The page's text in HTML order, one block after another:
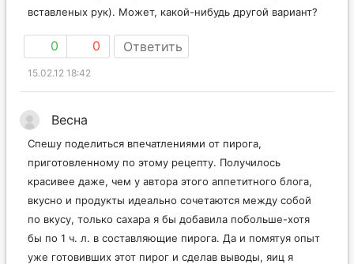
вставленых рук). Может, какой-нибудь другой вариант?
0 0 Ответить
15.02.12 18:42
Весна
Спешу поделиться впечатлениями от пирога,
приготовленному по этому рецепту. Получилось
красивее даже, чем у автора этого аппетитного блога,
вкусно и продукты идеально сочетаются между собой
по вкусу, только сахара я бы добавила побольше-хотя
бы по 1 ч. л. в составляющие пирога. Да и помятуя опыт
уже готовивших этот пирог и сделав выводы, яиц я